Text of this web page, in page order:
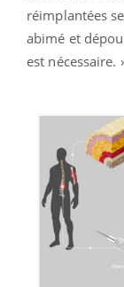
réimplantées
abimé et
est nécessaire.